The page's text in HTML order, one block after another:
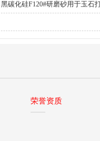
黑碳化硅F120#研磨砂用于玉石
研磨MLCC多层陶瓷电容器去
荣誉资质